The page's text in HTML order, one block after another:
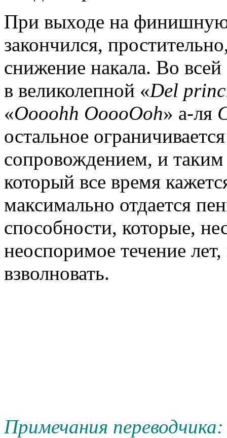
При выходе на
закончился,
снижение накала. Во
в великолепной «Del
«Oooohh OoooOoh» а-ля
остальное
сопровождением, и таким
который все время
максимально отдается
способности, которые,
неоспоримое течение
взволновать.
Примечания переводчика: